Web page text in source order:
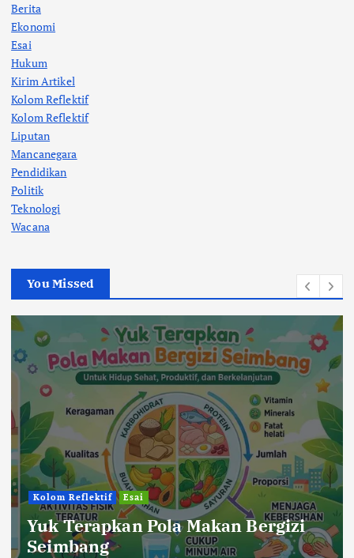
Berita
Ekonomi
Esai
Hukum
Kirim Artikel
Kolom Reflektif
Kolom Reflektif
Liputan
Mancanegara
Pendidikan
Politik
Teknologi
Wacana
You Missed
Kolom Reflektif Esai
Yuk Terapkan Pola Makan Bergizi
Seimbang